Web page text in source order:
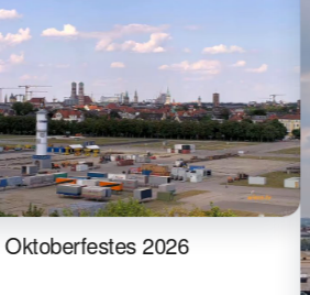
2026